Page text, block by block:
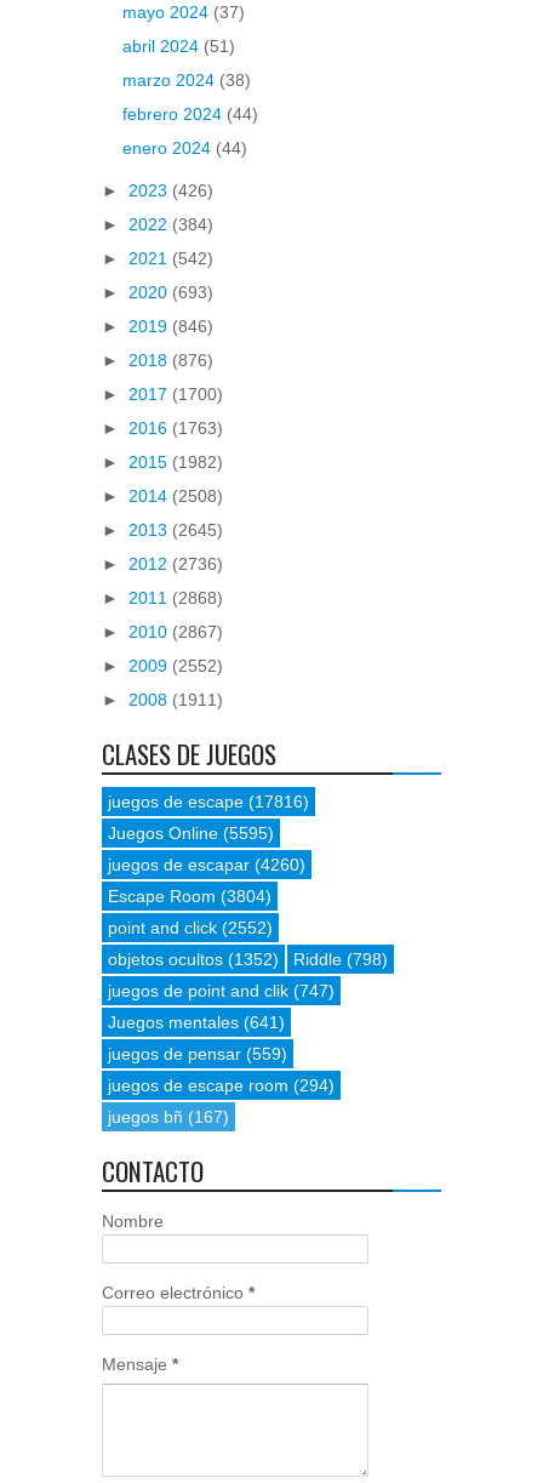
mayo 2024 (37)
abril 2024 (51)
marzo 2024 (38)
febrero 2024 (44)
enero 2024 (44)
► 2023 (426)
► 2022 (384)
► 2021 (542)
► 2020 (693)
► 2019 (846)
► 2018 (876)
► 2017 (1700)
► 2016 (1763)
► 2015 (1982)
► 2014 (2508)
► 2013 (2645)
► 2012 (2736)
► 2011 (2868)
► 2010 (2867)
► 2009 (2552)
► 2008 (1911)
CLASES DE JUEGOS
juegos de escape (17816)
Juegos Online (5595)
juegos de escapar (4260)
Escape Room (3804)
point and click (2552)
objetos ocultos (1352) Riddle (798)
juegos de point and clik (747)
Juegos mentales (641)
juegos de pensar (559)
juegos de escape room (294)
juegos bñ (167)
CONTACTO
Nombre
Correo electrónico *
Mensaje *